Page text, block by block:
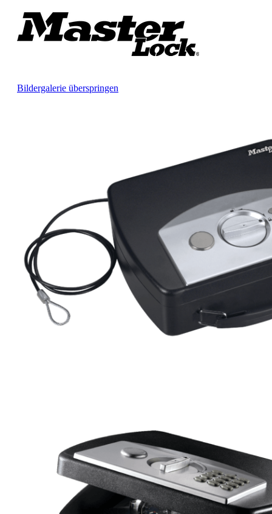
Bildergalerie überspringen